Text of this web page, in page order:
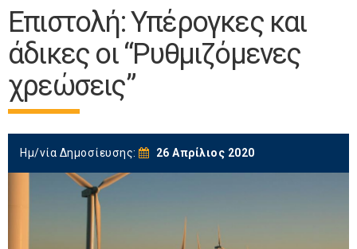
Επιστολή: Υπέρογκες και
άδικες οι “Ρυθμιζόμενες
χρεώσεις”
Ημ/νία Δημοσίευσης: 26 Απρίλιος 2020